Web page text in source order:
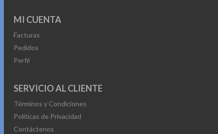
MI CUENTA
Facturas
Pedidos
Perfil
SERVICIO AL CLIENTE
Términos y Condiciones
Políticas de Privacidad
Contáctenos